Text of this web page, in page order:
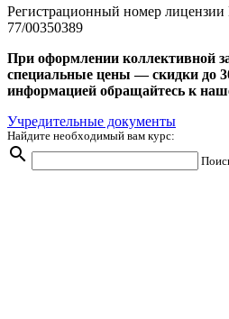
Регистрационный номер
77/00350389
При оформлении коллективной
специальные цены — скидки до
информацией обращайтесь к
Учредительные документы
Найдите необходимый вам курс:
search